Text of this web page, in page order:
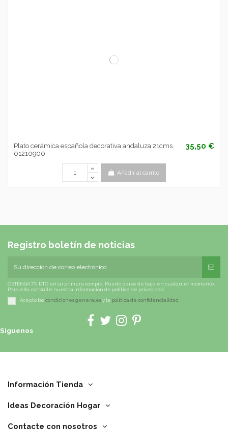
Plato cerámica española decorativa andaluza 21cms.
01210900
35,50 €
Añadir al carrito
Registro boletín de noticias
OBTENGA 7% DTO en su primera compra. Puede darse de baja en cualquier momento.
Para ello, consulte nuestra información de política de privacidad.
Acepto lascondiciones generalesy la política de confidencialidad
Síguenos
Información Tienda
Ideas Decoración Hogar
Contacte con nosotros